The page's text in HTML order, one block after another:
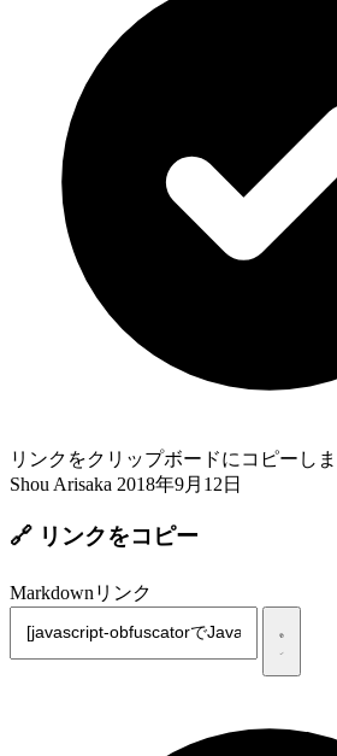
リンクをクリップボードにコピーしま
Shou Arisaka 2018年9月12日
🔗 リンクをコピー
Markdownリンク